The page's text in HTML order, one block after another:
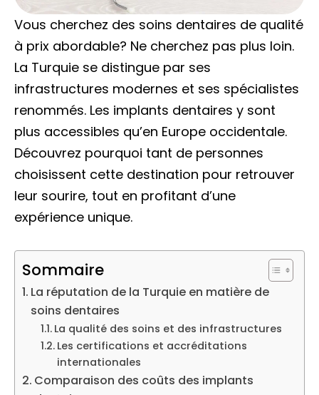
Vous cherchez des soins dentaires de qualité
à prix abordable? Ne cherchez pas plus loin.
La Turquie se distingue par ses
infrastructures modernes et ses spécialistes
renommés. Les implants dentaires y sont
plus accessibles qu’en Europe occidentale.
Découvrez pourquoi tant de personnes
choisissent cette destination pour retrouver
leur sourire, tout en profitant d’une
expérience unique.
Sommaire
La réputation de la Turquie en matière de
soins dentaires
La qualité des soins et des infrastructures
Les certifications et accréditations
internationales
Comparaison des coûts des implants